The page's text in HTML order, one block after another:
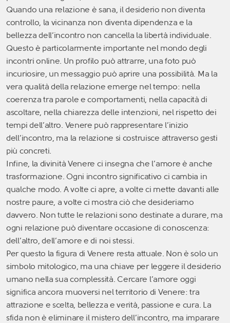
Quando una relazione è sana, il desiderio non diventa
controllo, la vicinanza non diventa dipendenza e la
bellezza dell’incontro non cancella la libertà individuale.
Questo è particolarmente importante nel mondo degli
incontri online. Un profilo può attrarre, una foto può
incuriosire, un messaggio può aprire una possibilità. Ma la
vera qualità della relazione emerge nel tempo: nella
coerenza tra parole e comportamenti, nella capacità di
ascoltare, nella chiarezza delle intenzioni, nel rispetto dei
tempi dell’altro. Venere può rappresentare l’inizio
dell’incontro, ma la relazione si costruisce attraverso gesti
più concreti.
Infine, la divinità Venere ci insegna che l’amore è anche
trasformazione. Ogni incontro significativo ci cambia in
qualche modo. A volte ci apre, a volte ci mette davanti alle
nostre paure, a volte ci mostra ciò che desideriamo
davvero. Non tutte le relazioni sono destinate a durare, ma
ogni relazione può diventare occasione di conoscenza:
dell’altro, dell’amore e di noi stessi.
Per questo la figura di Venere resta attuale. Non è solo un
simbolo mitologico, ma una chiave per leggere il desiderio
umano nella sua complessità. Cercare l’amore oggi
significa ancora muoversi nel territorio di Venere: tra
attrazione e scelta, bellezza e verità, passione e cura. La
sfida non è eliminare il mistero dell’incontro, ma imparare